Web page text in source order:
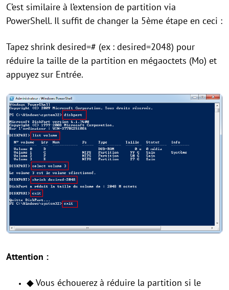
C’est similaire à l’extension de partition via
PowerShell. Il suffit de changer la 5ème étape en ceci :
Tapez shrink desired=# (ex : desired=2048) pour
réduire la taille de la partition en mégaoctets (Mo) et
appuyez sur Entrée.
Attention :
◆ Vous échouerez à réduire la partition si le